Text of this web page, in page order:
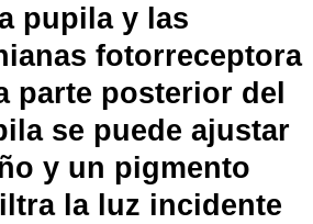
pupila y las
fotorreceptora
parte posterior del
se puede ajustar
y un pigmento
la luz incidente